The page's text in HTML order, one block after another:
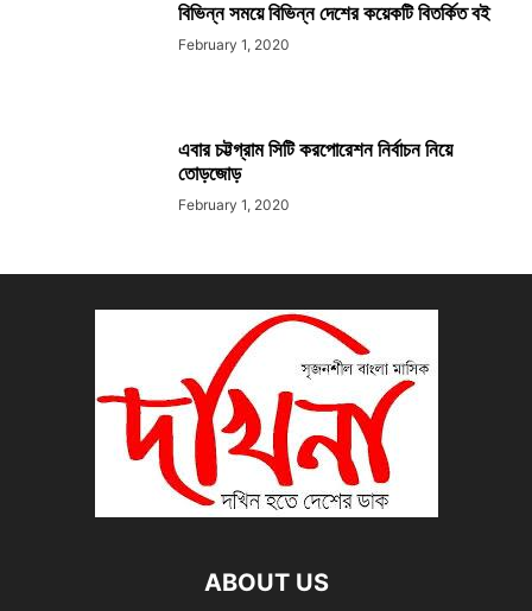
বিভিন্ন সময়ে বিভিন্ন দেশের কয়েকটি বিতর্কিত বই
February 1, 2020
এবার চট্টগ্রাম সিটি করপোরেশন নির্বাচন নিয়ে
তোড়জোড়
February 1, 2020
ABOUT US